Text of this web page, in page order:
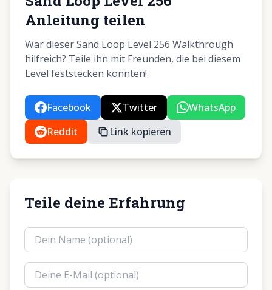
Anleitung teilen
War dieser Sand Loop Level 256 Walkthrough
hilfreich? Teile ihn mit Freunden, die bei diesem
Level feststecken könnten!
Facebook Twitter
WhatsApp
Reddit
Link kopieren
Teile deine Erfahrung